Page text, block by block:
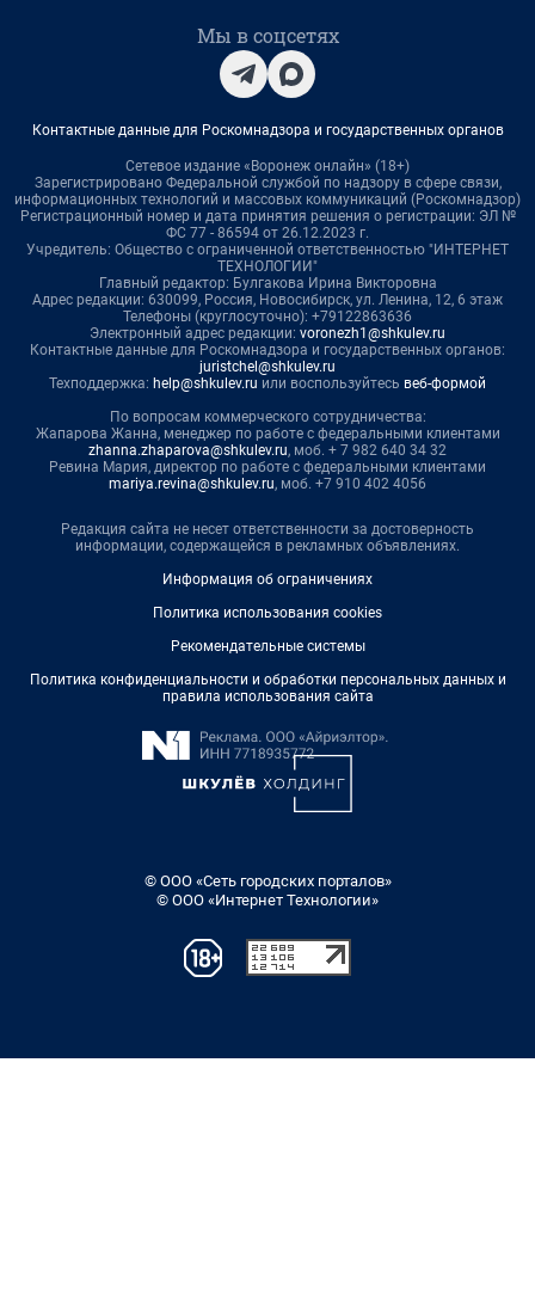
Мы в соцсетях
Контактные данные для Роскомнадзора и государственных органов
Сетевое издание «Воронеж онлайн» (18+)
Зарегистрировано Федеральной службой по надзору в сфере связи,
информационных технологий и массовых коммуникаций (Роскомнадзор)
Регистрационный номер и дата принятия решения о регистрации: ЭЛ №
ФС 77 - 86594 от 26.12.2023 г.
Учредитель: Общество с ограниченной ответственностью "ИНТЕРНЕТ
ТЕХНОЛОГИИ"
Главный редактор: Булгакова Ирина Викторовна
Адрес редакции: 630099, Россия, Новосибирск, ул. Ленина, 12, 6 этаж
Телефоны (круглосуточно): +79122863636
Электронный адрес редакции: voronezh1@shkulev.ru
Контактные данные для Роскомнадзора и государственных органов:
juristchel@shkulev.ru
Техподдержка: help@shkulev.ru или воспользуйтесь веб-формой
По вопросам коммерческого сотрудничества:
Жапарова Жанна, менеджер по работе с федеральными клиентами
zhanna.zhaparova@shkulev.ru, моб. + 7 982 640 34 32
Ревина Мария, директор по работе с федеральными клиентами
mariya.revina@shkulev.ru, моб. +7 910 402 4056
Редакция сайта не несет ответственности за достоверность
информации, содержащейся в рекламных объявлениях.
Информация об ограничениях
Политика использования cookies
Рекомендательные системы
Политика конфиденциальности и обработки персональных данных и
правила использования сайта
© ООО «Сеть городских порталов»
© ООО «Интернет Технологии»